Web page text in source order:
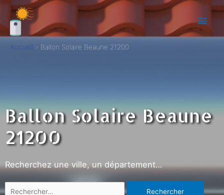
Accueil Ballon Solaire Beaune 21200
Ballon Solaire Beaune
21200
Recherchez une ville, un département…